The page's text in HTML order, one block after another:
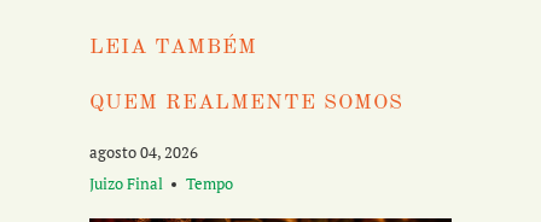
LEIA TAMBÉM
QUEM REALMENTE SOMOS
agosto 04, 2026
Juizo Final
Tempo